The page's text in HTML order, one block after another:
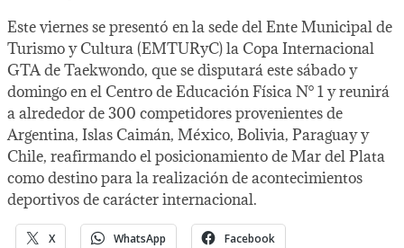
Este viernes se presentó en la sede del Ente Municipal de
Turismo y Cultura (EMTURyC) la Copa Internacional
GTA de Taekwondo, que se disputará este sábado y
domingo en el Centro de Educación Física N° 1 y reunirá
a alrededor de 300 competidores provenientes de
Argentina, Islas Caimán, México, Bolivia, Paraguay y
Chile, reafirmando el posicionamiento de Mar del Plata
como destino para la realización de acontecimientos
deportivos de carácter internacional.
X WhatsApp Facebook